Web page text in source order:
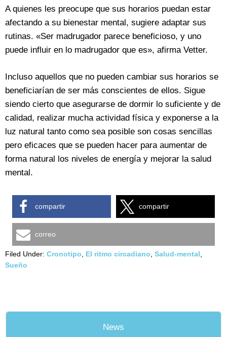
A quienes les preocupe que sus horarios puedan estar
afectando a su bienestar mental, sugiere adaptar sus
rutinas. «Ser madrugador parece beneficioso, y uno
puede influir en lo madrugador que es», afirma Vetter.
Incluso aquellos que no pueden cambiar sus horarios se
beneficiarían de ser más conscientes de ellos. Sigue
siendo cierto que asegurarse de dormir lo suficiente y de
calidad, realizar mucha actividad física y exponerse a la
luz natural tanto como sea posible son cosas sencillas
pero eficaces que se pueden hacer para aumentar de
forma natural los niveles de energía y mejorar la salud
mental.
compartir compartir
correo
Filed Under: Cronotipo, El ritmo circadiano, Salud-mental,
Sueño
News